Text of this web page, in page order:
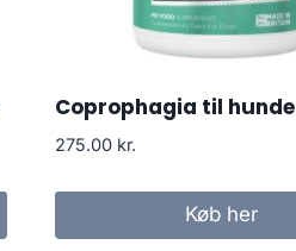
Coprophagia til hunde
275.00 kr.
Køb her